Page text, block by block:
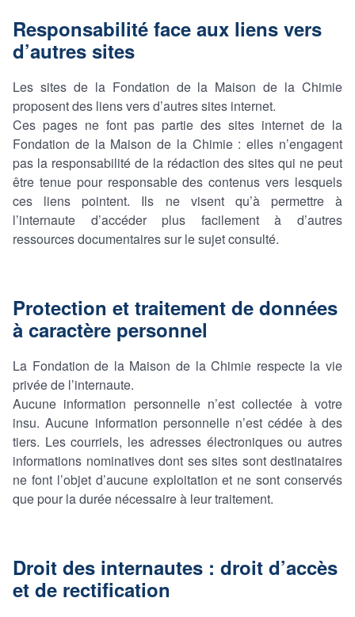
Responsabilité face aux liens vers
d’autres sites
Les sites de la Fondation de la Maison de la Chimie
proposent des liens vers d’autres sites internet.
Ces pages ne font pas partie des sites internet de la
Fondation de la Maison de la Chimie : elles n’engagent
pas la responsabilité de la rédaction des sites qui ne peut
être tenue pour responsable des contenus vers lesquels
ces liens pointent. Ils ne visent qu’à permettre à
l’internaute d’accéder plus facilement à d’autres
ressources documentaires sur le sujet consulté.
Protection et traitement de données
à caractère personnel
La Fondation de la Maison de la Chimie respecte la vie
privée de l’internaute.
Aucune information personnelle n’est collectée à votre
insu. Aucune information personnelle n’est cédée à des
tiers. Les courriels, les adresses électroniques ou autres
informations nominatives dont ses sites sont destinataires
ne font l’objet d’aucune exploitation et ne sont conservés
que pour la durée nécessaire à leur traitement.
Droit des internautes : droit d’accès
et de rectification